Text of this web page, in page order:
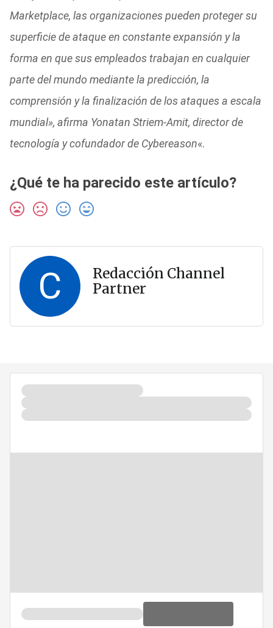
Marketplace, las organizaciones pueden proteger su
superficie de ataque en constante expansión y la
forma en que sus empleados trabajan en cualquier
parte del mundo mediante la predicción, la
comprensión y la finalización de los ataques a escala
mundial», afirma Yonatan Striem-Amit, director de
tecnología y cofundador de Cybereason«.
¿Qué te ha parecido este artículo?
C
Redacción Channel
Partner